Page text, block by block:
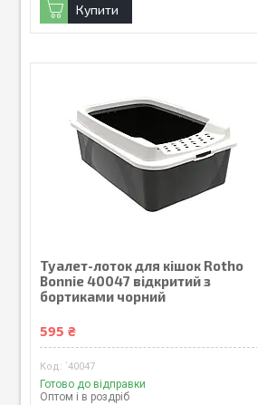
Купити
Туалет-лоток для кішок Rotho
Bonnie 40047 відкритий з
бортиками чорний
595 ₴
`40047
Готово до відправки
Оптом і в роздріб